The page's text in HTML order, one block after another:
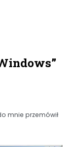
mnie przemówił